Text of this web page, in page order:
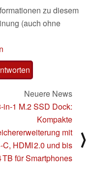
zu diesem
(auch ohne
Neuere News
M.2 SSD Dock:
Kompakte
mit
HDMI 2.0 und bis
TB für Smartphones
⟩